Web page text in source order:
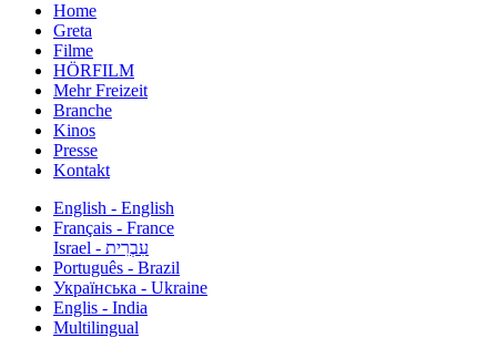
Home
Greta
Filme
HÖRFILM
Mehr Freizeit
Branche
Kinos
Presse
Kontakt
English - English
Français - France
עִבְרִית - Israel
Português - Brazil
Українська - Ukraine
Englis - India
Multilingual